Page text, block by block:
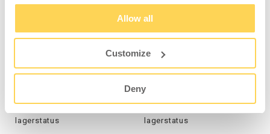
Allow all
Customize
Deny
Montörsvagn
lagerstatus
Verkstadspall med
förvaring
H01-004-001-03
lagerstatus